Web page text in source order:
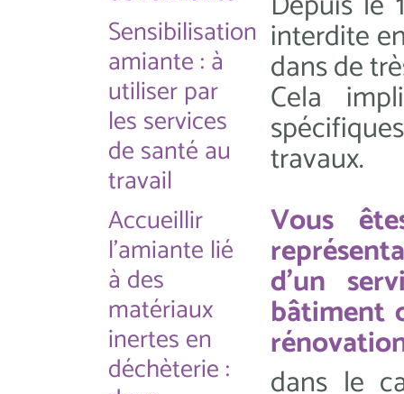
Sensibilisation
amiante : à
utiliser par
les services
de santé au
travail
Accueillir
l'amiante lié
à des
matériaux
inertes en
déchèterie :
interdite
dans de
Cela
travaux.
Vous
d’un
bâtiment
dans le